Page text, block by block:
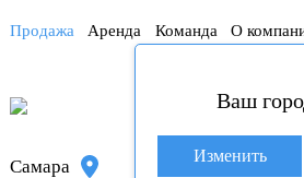
Продажа Аренда Команда О
Самара
Ваш
Изменить